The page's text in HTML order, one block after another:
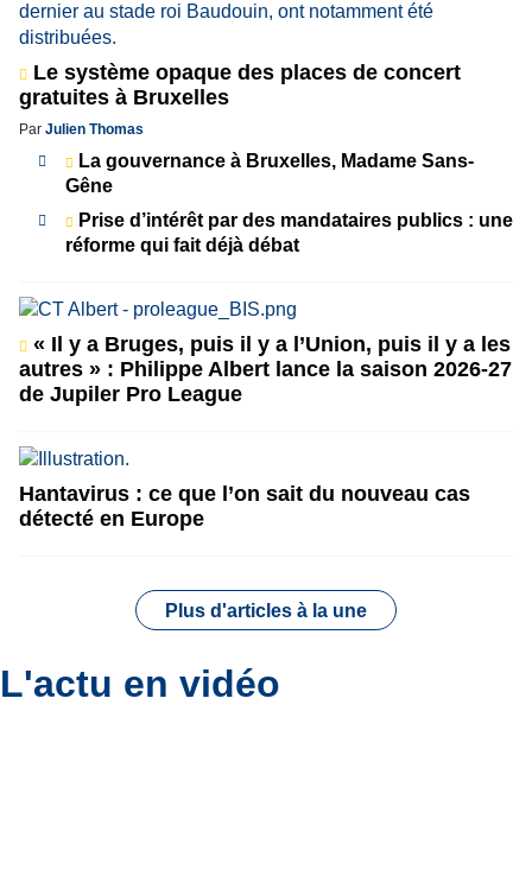
Le système opaque des places de concert
gratuites à Bruxelles
Par Julien Thomas
La gouvernance à Bruxelles, Madame Sans-
Gêne
Prise d’intérêt par des mandataires publics : une
réforme qui fait déjà débat
« Il y a Bruges, puis il y a l’Union, puis il y a les
autres » : Philippe Albert lance la saison 2026-27
de Jupiler Pro League
Hantavirus : ce que l’on sait du nouveau cas
détecté en Europe
Plus d'articles à la une
L'actu en vidéo